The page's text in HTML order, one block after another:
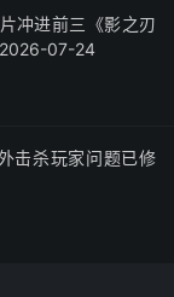
冲进前三《影之刃
2026-07-24
击杀玩家问题已修